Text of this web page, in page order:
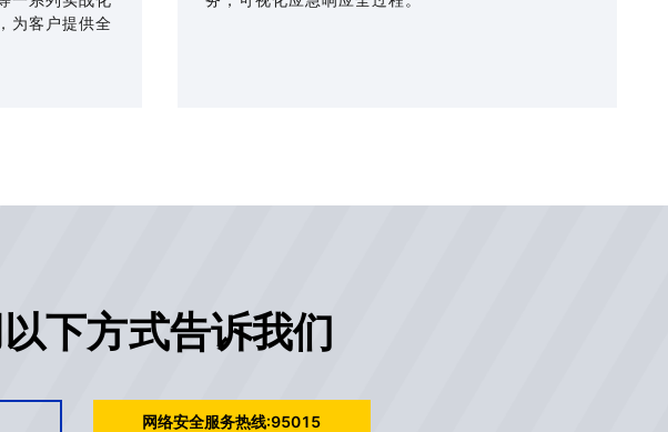
为客户提供全
下方式告诉我们
网络安全服务热线:95015